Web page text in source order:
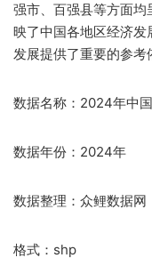
强市、百强县等方面均
映了中国各地区经济
发展提供了重要的参考
数据名称：2024年中
数据年份：2024年
数据整理：众鲤数据网
格式：shp